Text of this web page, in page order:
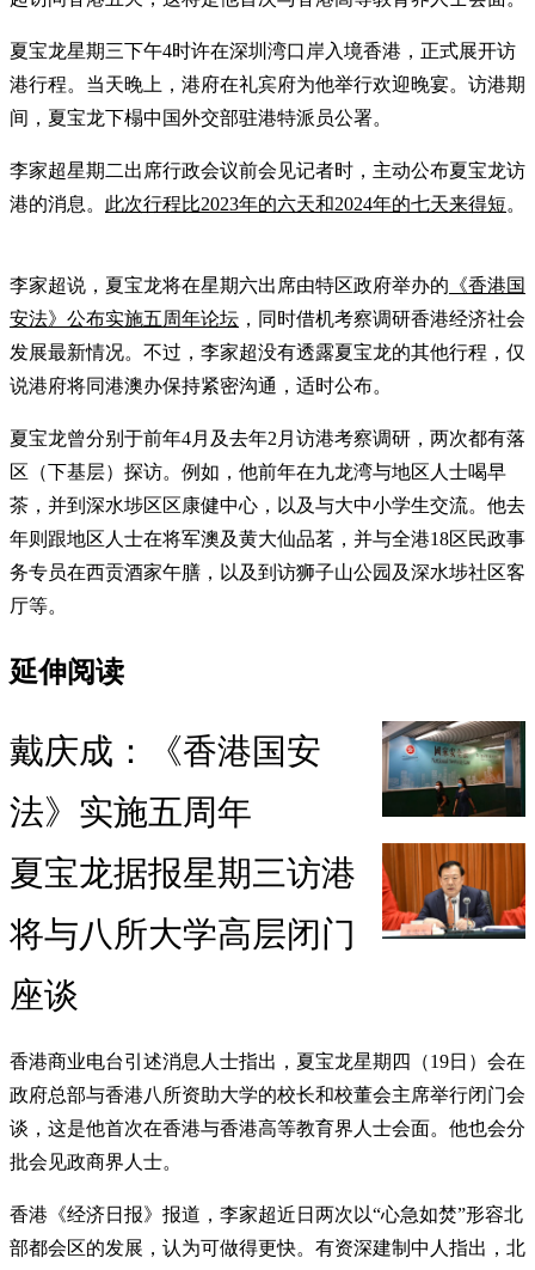
夏宝龙星期三下午4时许在深圳湾口岸入境香港，正式展开访
港行程。当天晚上，港府在礼宾府为他举行欢迎晚宴。访港期
间，夏宝龙下榻中国外交部驻港特派员公署。
李家超星期二出席行政会议前会见记者时，主动公布夏宝龙访
港的消息。 此次行程比2023年的六天和2024年的七天来得短。
李家超说，夏宝龙将在星期六出席由特区政府举办的 《香港国
安法》公布实施五周年论坛 ，同时借机考察调研香港经济社会
发展最新情况。不过，李家超没有透露夏宝龙的其他行程，仅
说港府将同港澳办保持紧密沟通，适时公布。
夏宝龙曾分别于前年4月及去年2月访港考察调研，两次都有落
区（下基层）探访。例如，他前年在九龙湾与地区人士喝早
茶，并到深水埗区区康健中心，以及与大中小学生交流。他去
年则跟地区人士在将军澳及黄大仙品茗，并与全港18区民政事
务专员在西贡酒家午膳，以及到访狮子山公园及深水埗社区客
厅等。
延伸阅读
戴庆成：《香港国安
法》实施五周年
夏宝龙据报星期三访港
将与八所大学高层闭门
座谈
香港商业电台引述消息人士指出，夏宝龙星期四（19日）会在
政府总部与香港八所资助大学的校长和校董会主席举行闭门会
谈，这是他首次在香港与香港高等教育界人士会面。他也会分
批会见政商界人士。
香港《经济日报》报道，李家超近日两次以“心急如焚”形容北
部都会区的发展，认为可做得更快。有资深建制中人指出，北